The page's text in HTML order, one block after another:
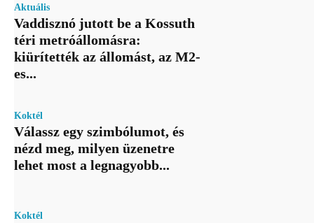
Aktuális
Vaddisznó jutott be a Kossuth
téri metróállomásra:
kiürítették az állomást, az M2-
es...
Koktél
Válassz egy szimbólumot, és
nézd meg, milyen üzenetre
lehet most a legnagyobb...
Koktél